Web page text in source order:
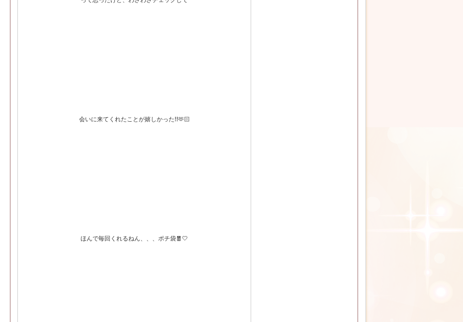
会いに来てくれたことが嬉しかった‼️🫶🏻
ほんで毎回くれるねん、、、ポチ袋🧧🤍